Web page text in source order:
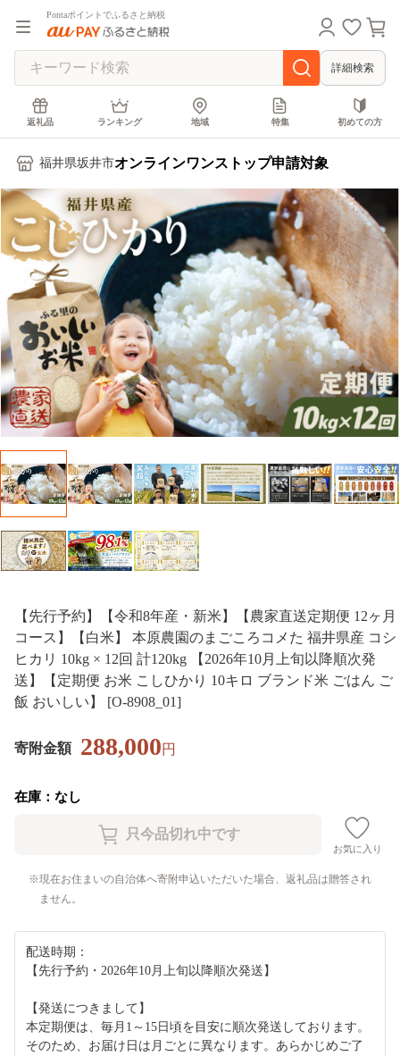
Pontaポイントでふるさと納税
詳細検索
返礼品 ランキング 地域 特集 初めての方
福井県坂井市オンラインワンストップ申請対象
【先行予約】【令和8年産・新米】【農家直送定期便 12ヶ月
コース】【白米】 本原農園のまごころコメた 福井県産 コシ
ヒカリ 10kg × 12回 計120kg 【2026年10月上旬以降順次発
送】【定期便 お米 こしひかり 10キロ ブランド米 ごはん ご
飯 おいしい】 [O-8908_01]
寄附金額 288,000円
在庫：なし
お気に入り
現在お住まいの自治体へ寄附申込いただいた場合、返礼品は贈答され
ません。
配送時期：
【先行予約・2026年10月上旬以降順次発送】
【発送につきまして】
本定期便は、毎月1～15日頃を目安に順次発送しております。
そのため、お届け日は月ごとに異なります。あらかじめご了